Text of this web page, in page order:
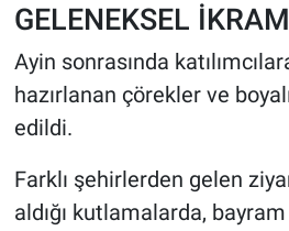
GELENEKSEL
Ayin sonrasında
hazırlanan çörekler ve
edildi.
Farklı şehirlerden gelen
aldığı kutlamalarda,